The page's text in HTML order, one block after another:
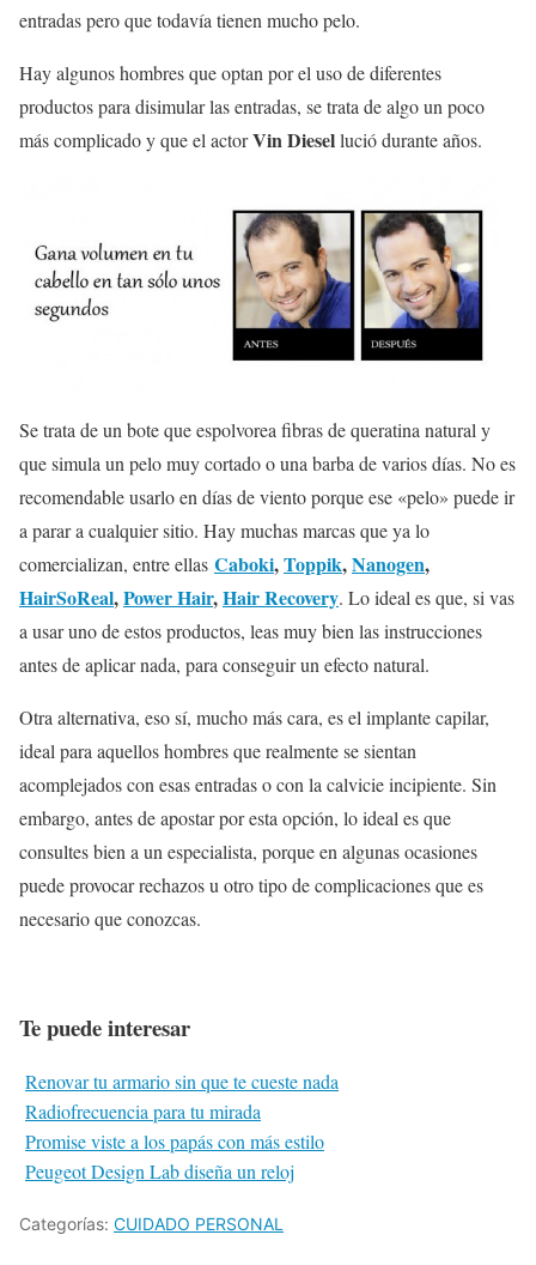
entradas pero que todavía tienen mucho pelo.
Hay algunos hombres que optan por el uso de diferentes
productos para disimular las entradas, se trata de algo un poco
más complicado y que el actorVin Diesellució durante años.
Se trata de un bote que espolvorea fibras de queratina natural y
que simula un pelo muy cortado o una barba de varios días. No es
recomendable usarlo en días de viento porque ese «pelo» puede ir
a parar a cualquier sitio. Hay muchas marcas que ya lo
comercializan, entre ellas Caboki,Toppik,Nanogen,
HairSoReal,Power Hair,Hair Recovery. Lo ideal es que, si vas
a usar uno de estos productos, leas muy bien las instrucciones
antes de aplicar nada, para conseguir un efecto natural.
Otra alternativa, eso sí, mucho más cara, es el implante capilar,
ideal para aquellos hombres que realmente se sientan
acomplejados con esas entradas o con la calvicie incipiente. Sin
embargo, antes de apostar por esta opción, lo ideal es que
consultes bien a un especialista, porque en algunas ocasiones
puede provocar rechazos u otro tipo de complicaciones que es
necesario que conozcas.
Te puede interesar
Renovar tu armario sin que te cueste nada
Radiofrecuencia para tu mirada
Promise viste a los papás con más estilo
Peugeot Design Lab diseña un reloj
Categorías: CUIDADO PERSONAL